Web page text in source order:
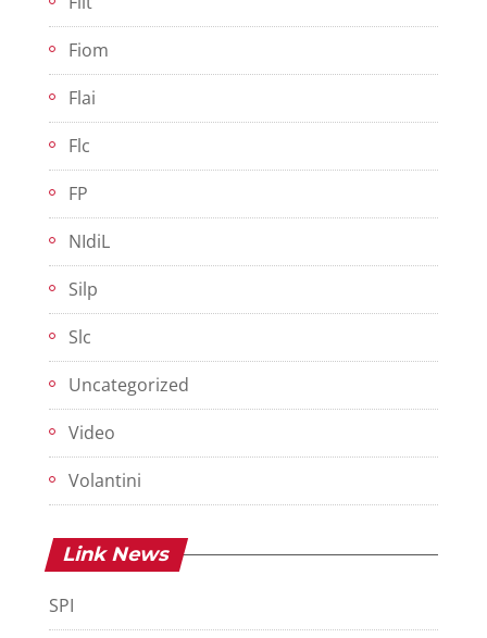
Fiom
Flai
Flc
FP
NIdiL
Silp
Slc
Uncategorized
Video
Volantini
Link News
SPI